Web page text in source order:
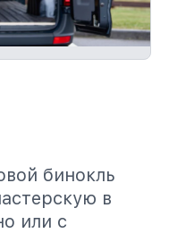
бинокль
в
или с